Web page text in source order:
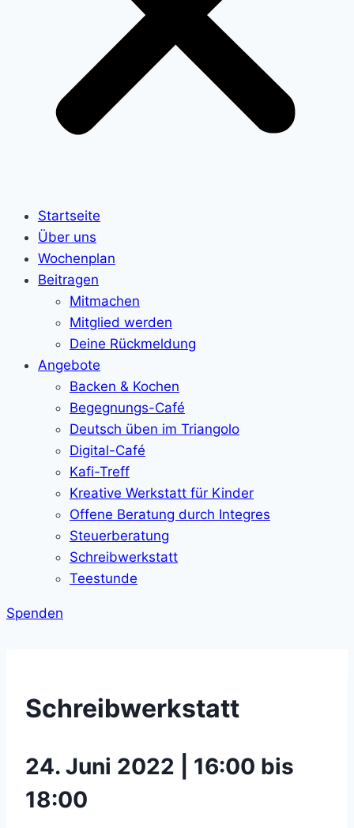
Startseite
Über uns
Wochenplan
Beitragen
Mitmachen
Mitglied werden
Deine Rückmeldung
Angebote
Backen & Kochen
Begegnungs-Café
Deutsch üben im Triangolo
Digital-Café
Kafi-Treff
Kreative Werkstatt für Kinder
Offene Beratung durch Integres
Steuerberatung
Schreibwerkstatt
Teestunde
Spenden
Schreibwerkstatt
24. Juni 2022 | 16:00 bis
18:00